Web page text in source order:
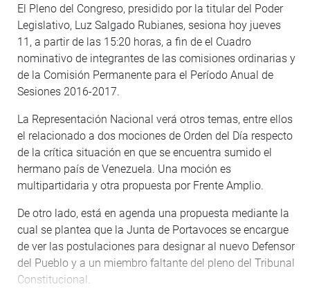
El Pleno del Congreso, presidido por la titular del Poder
Legislativo, Luz Salgado Rubianes, sesiona hoy jueves
11, a partir de las 15:20 horas, a fin de el Cuadro
nominativo de integrantes de las comisiones ordinarias y
de la Comisión Permanente para el Período Anual de
Sesiones 2016-2017.
La Representación Nacional verá otros temas, entre ellos
el relacionado a dos mociones de Orden del Día respecto
de la crítica situación en que se encuentra sumido el
hermano país de Venezuela. Una moción es
multipartidaria y otra propuesta por Frente Amplio.
De otro lado, está en agenda una propuesta mediante la
cual se plantea que la Junta de Portavoces se encargue
de ver las postulaciones para designar al nuevo Defensor
del Pueblo y a un miembro faltante del pleno del Tribunal
Constitucional.